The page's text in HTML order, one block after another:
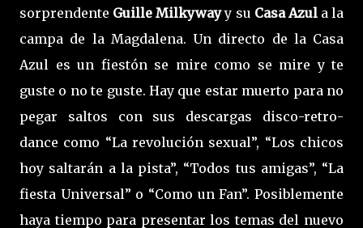
sorprendente Guille Milkywayy su Casa Azula la
campa de la Magdalena. Un directo de la Casa
Azul es un fiestón se mire como se mire y te
guste o no te guste. Hay que estar muerto para no
pegar saltos con sus descargas disco-retro-
dance como “La revolución sexual”, “Los chicos
hoy saltarán a la pista”, “Todos tus amigas”, “La
fiesta Universal” o “Como un Fan”. Posiblemente
haya tiempo para presentar los temas del nuevo